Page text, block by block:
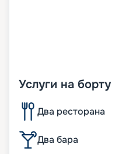
Услуги на борту
Два ресторана
Два бара